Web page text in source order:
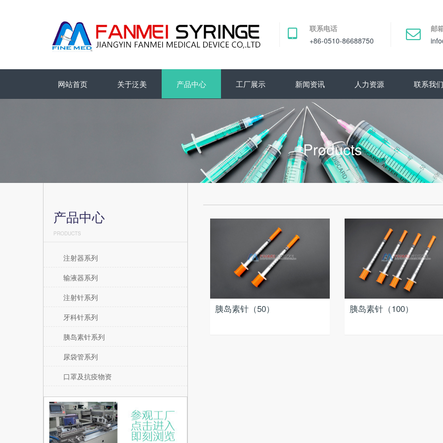
联系电话
+86-0510-86688750
邮
网站首页 关于泛美 产品中心 工厂展示 新闻资讯 人力资源 联系我们
Products
产品中心
PRODUCTS
注射器系列
输液器系列
注射针系列
牙科针系列
胰岛素针系列
尿袋管系列
口罩及抗疫物资
胰岛素针（50） 胰岛素针（100）